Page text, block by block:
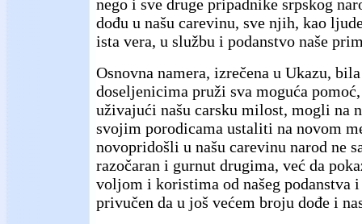
nego i sve druge pripadnike srpskog
dođu u našu carevinu, sve njih, kao
ista vera, u službu i podanstvo naše
Osnovna namera, izrečena u Ukazu,
doseljenicima pruži sva moguća
uživajući našu carsku milost, mogli na
svojim porodicama ustaliti na novom
novopridošli u našu carevinu narod ne
razočaran i gurnut drugima, već da
voljom i koristima od našeg podanstva
privučen da u još većem broju dođe i